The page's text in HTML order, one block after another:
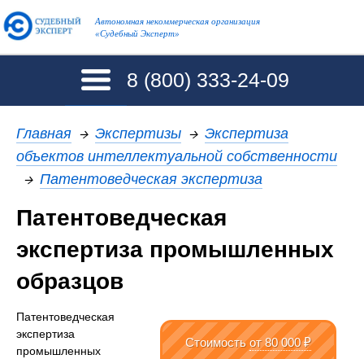
Автономная некоммерческая организация
«Судебный Эксперт»
8 (800) 333-24-09
Главная → Экспертизы → Экспертиза
объектов интеллектуальной собственности
→ Патентоведческая экспертиза
Патентоведческая
экспертиза промышленных
образцов
Стоимостьот 80 000 ₽
Патентоведческая
экспертиза
промышленных